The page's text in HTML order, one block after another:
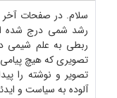
سلام. در صفحات آخر
رشد شمی درج شده
ربطی به علم شیمی
تصویری که هیچ
تصویر و نوشته را
آلوده به سیاست و